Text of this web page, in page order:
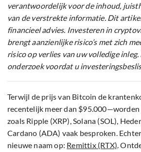
verantwoordelijk voor de inhoud,
van de verstrekte informatie. Dit
financieel advies. Investeren in
brengt aanzienlijke risico’s met zich
risico op verlies van uw volledige
onderzoek voordat u
Terwijl de prijs van Bitcoin de
recentelijk meer dan
zoals Ripple (XRP), Solana (SOL),
Cardano (ADA) vaak besproken.
nieuwe naam op: Remittix (RTX).